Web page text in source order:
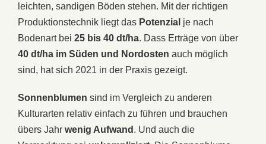
leichten, sandigen Böden stehen. Mit der richtigen
Produktionstechnik liegt das Potenzial je nach
Bodenart bei 25 bis 40 dt/ha. Dass Erträge von über
40 dt/ha im Süden und Nordosten auch möglich
sind, hat sich 2021 in der Praxis gezeigt.
Sonnenblumen sind im Vergleich zu anderen
Kulturarten relativ einfach zu führen und brauchen
übers Jahr wenig Aufwand . Und auch die